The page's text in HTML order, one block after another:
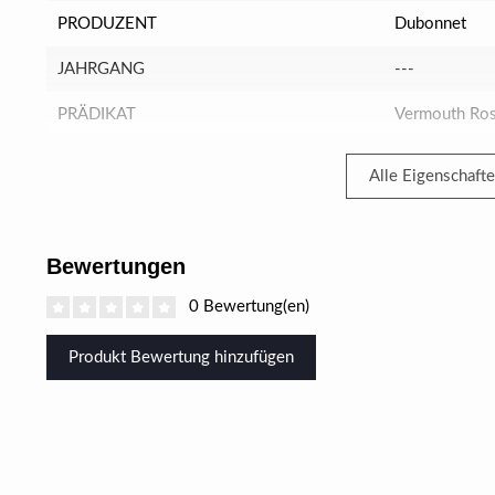
PRODUZENT Dubonnet
JAHRGANG ---
PRÄDIKAT Vermouth
Alle
Bewertungen
0 Bewertung(en)
Produkt Bewertung hinzufügen